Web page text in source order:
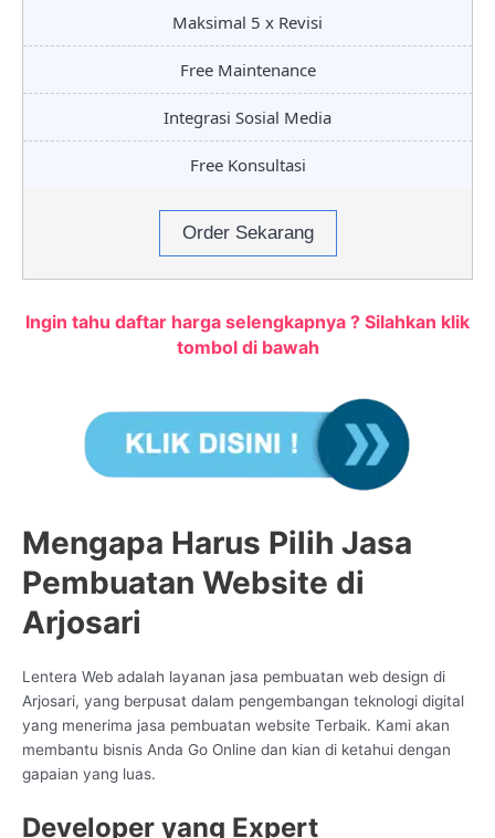
Maksimal 5 x Revisi
Free Maintenance
Integrasi Sosial Media
Free Konsultasi
Order Sekarang
Ingin tahu daftar harga selengkapnya ? Silahkan klik
tombol di bawah
Mengapa Harus Pilih Jasa
Pembuatan Website di
Arjosari
Lentera Web adalah layanan jasa pembuatan web design di
Arjosari, yang berpusat dalam pengembangan teknologi digital
yang menerima jasa pembuatan website Terbaik. Kami akan
membantu bisnis Anda Go Online dan kian di ketahui dengan
gapaian yang luas.
Developer yang Expert